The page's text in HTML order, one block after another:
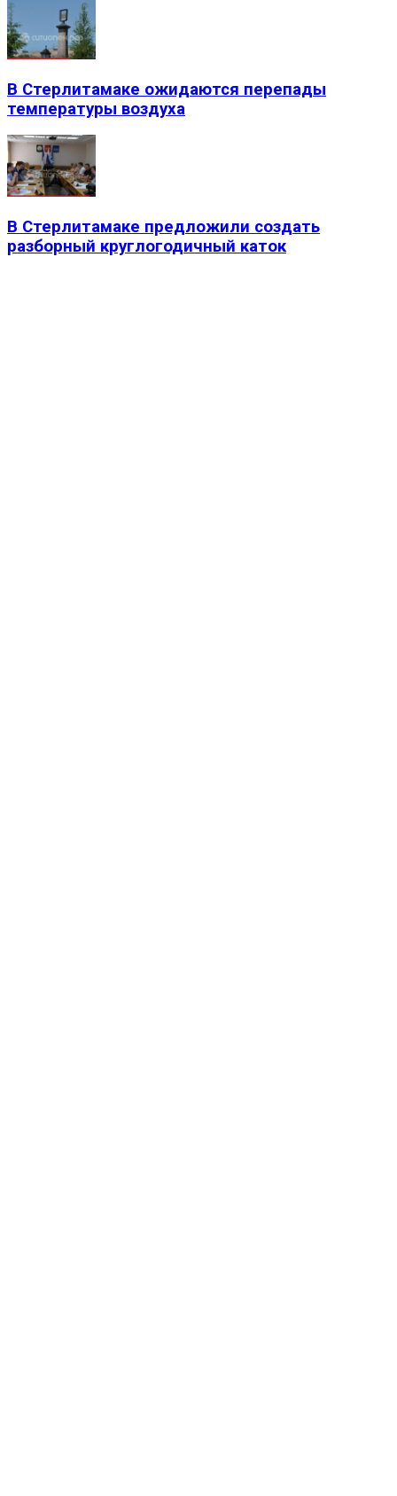
В Стерлитамаке ожидаются перепады
температуры воздуха
В Стерлитамаке предложили создать
разборный круглогодичный каток